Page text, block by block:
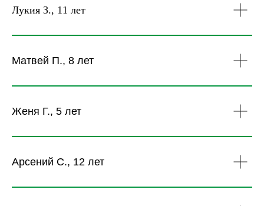
Лукия З., 11 лет
Матвей П., 8 лет
Женя Г., 5 лет
Арсений С., 12 лет